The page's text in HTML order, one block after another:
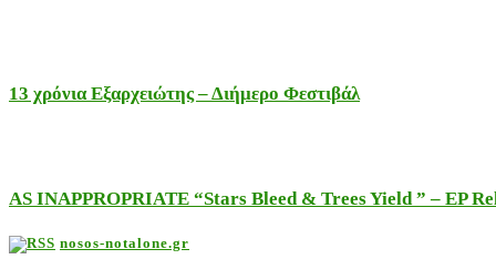
13 χρόνια Εξαρχειώτης – Διήμερο Φεστιβάλ
AS INAPPROPRIATE “Stars Bleed & Trees Yield ” – EP
nosos-notalone.gr